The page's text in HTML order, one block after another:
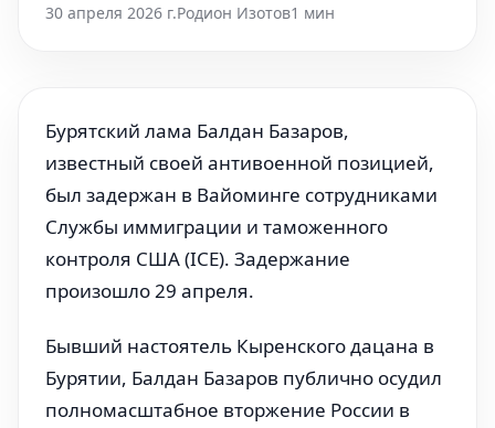
30 апреля 2026 г.Родион Изотов1 мин
Бурятский лама Балдан Базаров,
известный своей антивоенной позицией,
был задержан в Вайоминге сотрудниками
Службы иммиграции и таможенного
контроля США (ICE). Задержание
произошло 29 апреля.
Бывший настоятель Кыренского дацана в
Бурятии, Балдан Базаров публично осудил
полномасштабное вторжение России в